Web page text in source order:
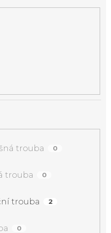
trouba 0
trouba 0
trouba 2
0